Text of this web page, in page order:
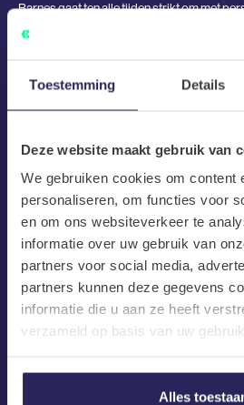
Toestemming Details
Deze website maakt gebruik van
We gebruiken cookies om content
personaliseren, om functies voor
en om ons websiteverkeer te
informatie over uw gebruik van
partners voor social media,
partners kunnen deze gegevens
informatie die u aan ze heeft
verzameld op basis van uw
Alles
Barnes gaat ten alle tijden strikt om met
en zal deze nooit delen met 3en
Herengracht 499
1017 BT Amsterdam